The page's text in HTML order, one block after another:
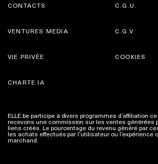
CONTACTS
VENTURES MEDIA
C.G.U.
C.G.V.
VIE PRIVÉE
CHARTE IA
COOKIES
ELLE.be participe à divers programmes d’affiliation
recevons une commission sur les ventes générées
liens créés. Le pourcentage du revenu généré par
les achats effectués par l’utilisateur ou l’expérience
marchand. Plus d'infos